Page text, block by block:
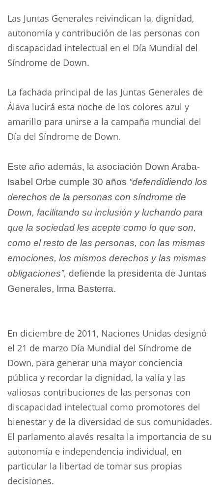
Las Juntas Generales reivindican la, dignidad,
autonomía y contribución de las personas con
discapacidad intelectual en el Día Mundial del
Síndrome de Down.
La fachada principal de las Juntas Generales de
Álava lucirá esta noche de los colores azul y
amarillo para unirse a la campaña mundial del
Día del Síndrome de Down.
Este año además, la asociación Down Araba-
Isabel Orbe cumple 30 años “defendidiendo los
derechos de la personas con síndrome de
Down, facilitando su inclusión y luchando para
que la sociedad les acepte como lo que son,
como el resto de las personas, con las mismas
emociones, los mismos derechos y las mismas
obligaciones”, defiende la presidenta de Juntas
Generales, Irma Basterra.
En diciembre de 2011, Naciones Unidas designó
el 21 de marzo Día Mundial del Síndrome de
Down, para generar una mayor conciencia
pública y recordar la dignidad, la valía y las
valiosas contribuciones de las personas con
discapacidad intelectual como promotores del
bienestar y de la diversidad de sus comunidades.
El parlamento alavés resalta la importancia de su
autonomía e independencia individual, en
particular la libertad de tomar sus propias
decisiones.